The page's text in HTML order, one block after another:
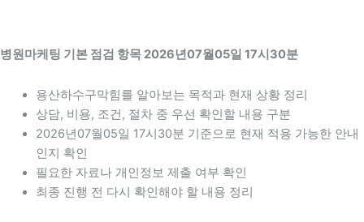
병원마케팅 기본 점검 항목 2026년07월05일 17시30분
용산하수구막힘를 알아보는 목적과 현재 상황 정리
상담, 비용, 조건, 절차 중 우선 확인할 내용 구분
2026년07월05일 17시30분 기준으로 현재 적용 가능한 안내
인지 확인
필요한 자료나 개인정보 제출 여부 확인
최종 진행 전 다시 확인해야 할 내용 정리